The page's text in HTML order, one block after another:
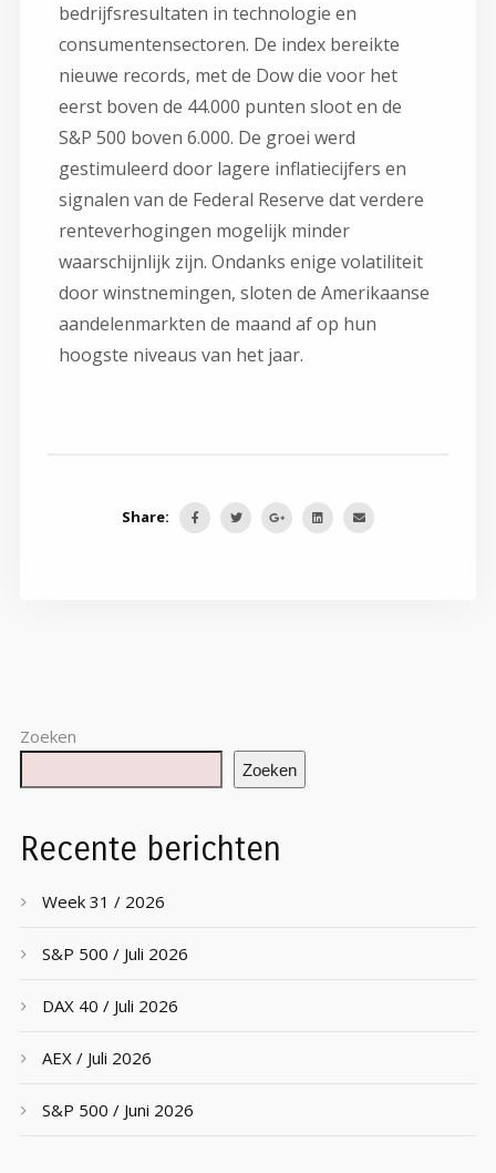
bedrijfsresultaten in technologie en
consumentensectoren. De index bereikte
nieuwe records, met de Dow die voor het
eerst boven de 44.000 punten sloot en de
S&P 500 boven 6.000. De groei werd
gestimuleerd door lagere inflatiecijfers en
signalen van de Federal Reserve dat verdere
renteverhogingen mogelijk minder
waarschijnlijk zijn. Ondanks enige volatiliteit
door winstnemingen, sloten de Amerikaanse
aandelenmarkten de maand af op hun
hoogste niveaus van het jaar.
Share:
Zoeken
Zoeken
Recente berichten
Week 31 / 2026
S&P 500 / Juli 2026
DAX 40 / Juli 2026
AEX / Juli 2026
S&P 500 / Juni 2026